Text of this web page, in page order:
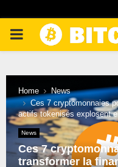
PRIMARY
Home
News
Ces 7 cryptomonnaies
actifs tokenisés explosent
News
Ces 7
transformer la